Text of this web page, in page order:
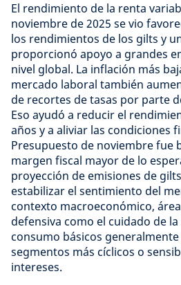
El rendimiento de la renta
noviembre de 2025 se vio
los rendimientos de los gilts y
proporcionó apoyo a grandes
nivel global. La inflación más
mercado laboral también
de recortes de tasas por parte
Eso ayudó a reducir el
años y a aliviar las condiciones
Presupuesto de noviembre fue
margen fiscal mayor de lo
proyección de emisiones de
estabilizar el sentimiento del
contexto macroeconómico,
defensiva como el cuidado de
consumo básicos
segmentos más cíclicos o
intereses.